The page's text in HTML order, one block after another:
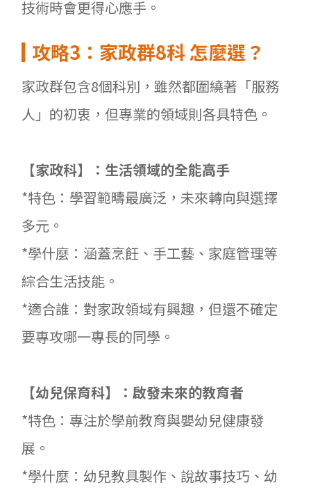
技術時會更得心應手。
攻略3 ：家政群8科怎麼選？
家政群包含8個科別，雖然都圍繞著「服務
人」的初衷，但專業的領域則各具特色。
【家政科】：生活領域的全能高手
*特色：學習範疇最廣泛，未來轉向與選擇
多元。
*學什麼：涵蓋烹飪、手工藝、家庭管理等
綜合生活技能。
*適合誰：對家政領域有興趣，但還不確定
要專攻哪一專長的同學。
【幼兒保育科】：啟發未來的教育者
*特色：專注於學前教育與嬰幼兒健康發
展。
*學什麼：幼兒教具製作、說故事技巧、幼